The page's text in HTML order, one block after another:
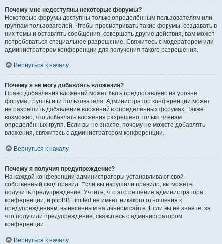
Почему мне недоступны некоторые форумы?
Некоторые форумы доступны только определённым пользователям или
группам пользователей. Чтобы просматривать такие форумы, создавать в
них темы и оставлять сообщения, совершать другие действия, вам может
потребоваться специальное разрешение. Свяжитесь с модератором или
администратором конференции для получения такого разрешения.
Вернуться к началу
Почему я не могу добавлять вложения?
Право добавления вложений может быть предоставлено на уровне
форума, группы или пользователя. Администратор конференции может
не разрешить добавление вложений в определённых форумах. Также
возможно, что добавлять вложения разрешено только членам
определённых групп. Если вы не знаете, почему не можете добавлять
вложения, свяжитесь с администратором конференции.
Вернуться к началу
Почему я получил предупреждение?
На каждой конференции администраторы устанавливают свой
собственный свод правил. Если вы нарушили правило, вы можете
получить предупреждение. Учтите, что это решение администратора
конференции, и phpBB Limited не имеет никакого отношения к
предупреждениям, вынесенным на данном сайте. Если вы не знаете, за
что получили предупреждение, свяжитесь с администратором
конференции.
Вернуться к началу